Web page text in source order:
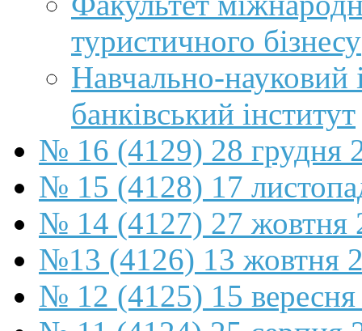
туристичного бізнесу
Навчально-науковий
банківський інститут
№ 16 (4129) 28 грудня
№ 15 (4128) 17
№ 14 (4127) 27 жовтня
№13 (4126) 13 жовтня
№ 12 (4125) 15